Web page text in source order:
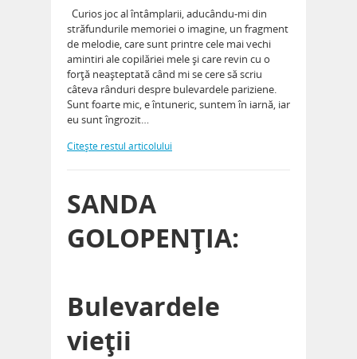
Curios joc al întâmplarii, aducându-mi din
străfundurile memoriei o imagine, un fragment
de melodie, care sunt printre cele mai vechi
amintiri ale copilăriei mele şi care revin cu o
forţă neaşteptată când mi se cere să scriu
câteva rânduri despre bulevardele pariziene.
Sunt foarte mic, e întuneric, suntem în iarnă, iar
eu sunt îngrozit…
Citeşte restul articolului
SANDA
GOLOPENŢIA:
Bulevardele
vieţii